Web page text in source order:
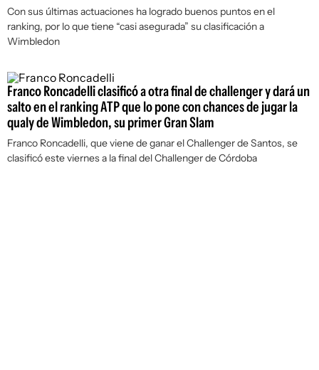
Con sus últimas actuaciones ha logrado buenos puntos en el
ranking, por lo que tiene “casi asegurada” su clasificación a
Wimbledon
Franco Roncadelli clasificó a otra final de challenger y dará un
salto en el ranking ATP que lo pone con chances de jugar la
qualy de Wimbledon, su primer Gran Slam
Franco Roncadelli, que viene de ganar el Challenger de Santos, se
clasificó este viernes a la final del Challenger de Córdoba